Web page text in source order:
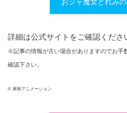
おジャ魔女どれみ
詳細は公式サイトをご確認くださ
※記事の情報が古い場合がありますのでお手
確認下さい。
© 東映アニメーション